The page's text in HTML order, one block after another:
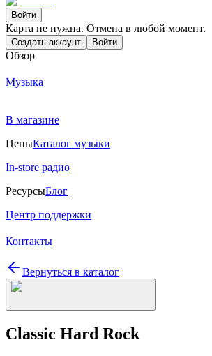
Войти
Карта не нужна. Отмена в любой момент.
Создать аккаунт Войти
Обзор
Музыка
В магазине
ЦеныКаталог музыки
In-store радио
РесурсыБлог
Центр поддержки
Контакты
Вернуться в каталог
Classic Hard Rock